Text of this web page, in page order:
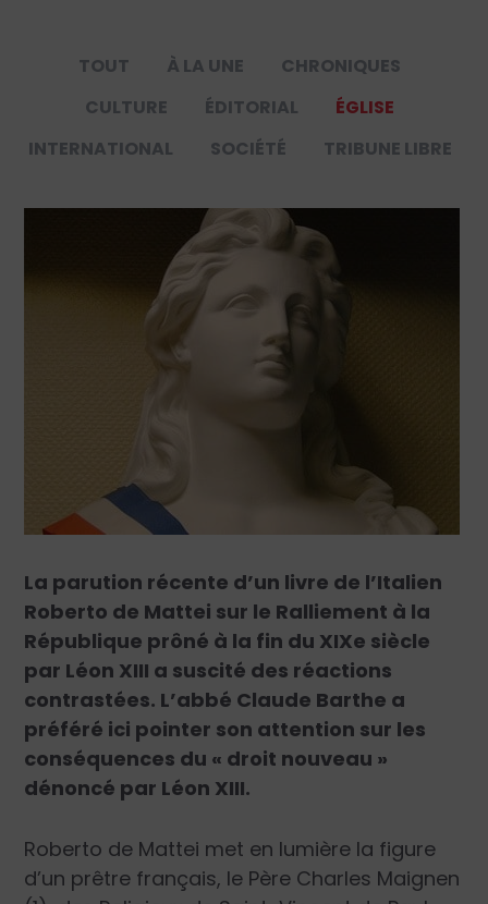
TOUT À LA UNE
CHRONIQUES
CULTURE
ÉDITORIAL
ÉGLISE
INTERNATIONAL
SOCIÉTÉ TRIBUNE LIBRE
La parution récente d’un livre de l’Italien
Roberto de Mattei sur le Ralliement à la
République prôné à la fin du XIXe siècle
par Léon XIII a suscité des réactions
contrastées. L’abbé Claude Barthe a
préféré ici pointer son attention sur les
conséquences du « droit nouveau »
dénoncé par Léon XIII.
Roberto de Mattei met en lumière la figure
d’un prêtre français, le Père Charles Maignen